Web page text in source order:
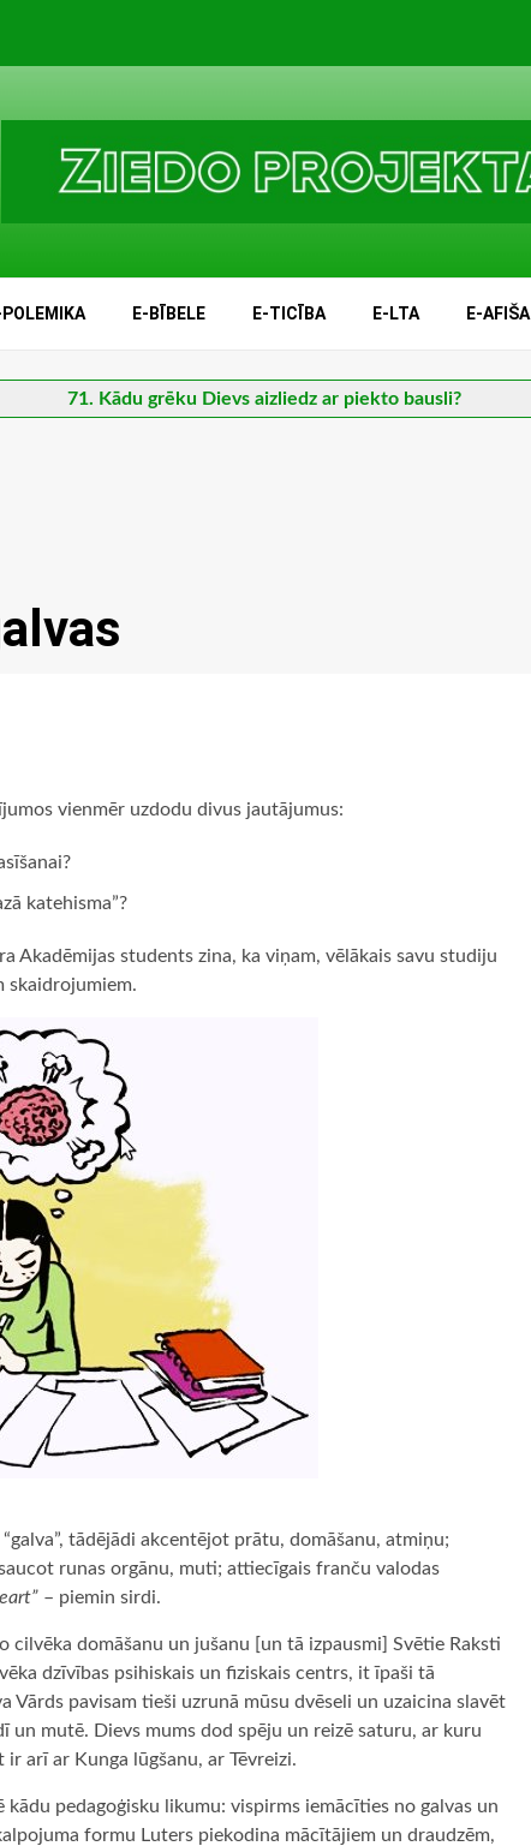
POLEMIKA E-BĪBELE E-TICĪBA E-LTA E-AFIŠA
71. Kādu grēku Dievs aizliedz ar piekto bausli?
vienmēr uzdodu divus jautājumus:
katehisma”?
Akadēmijas students zina, ka viņam, vēlākais savu studiju
skaidrojumiem.
tādējādi akcentējot prātu, domāšanu, atmiņu;
runas orgānu, muti; attiecīgais franču valodas
– piemin sirdi.
cilvēka domāšanu un jušanu [un tā izpausmi] Svētie Raksti
dzīvības psihiskais un fiziskais centrs, it īpaši tā
Vārds pavisam tieši uzrunā mūsu dvēseli un uzaicina slavēt
un mutē. Dievs mums dod spēju un reizē saturu, ar kuru
arī ar Kunga lūgšanu, ar Tēvreizi.
pedagoģisku likumu: vispirms iemācīties no galvas un
formu Luters piekodina mācītājiem un draudzēm,